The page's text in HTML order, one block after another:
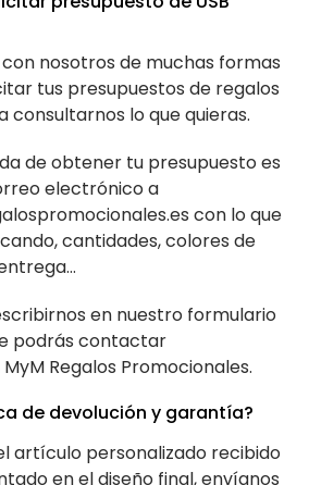
nosotros de muchas formas
tus presupuestos de regalos
consultarnos lo que quieras.
de obtener tu presupuesto es
electrónico a
con lo que
cantidades, colores de
en nuestro formulario
podrás contactar
Regalos Promocionales.
de devolución y garantía?
artículo personalizado recibido
en el diseño final, envíanos